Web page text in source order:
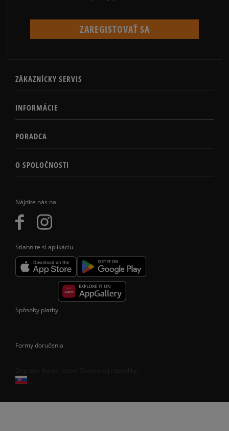
Nájdite nás na
Stiahnite si aplikáciu
ZÁKAZNÍCKY SERVIS
INFORMÁCIE
PORADCA
O SPOLOČNOSTI
Spôsoby platby
Formy doručenia